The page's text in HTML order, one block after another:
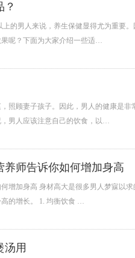
？
的男人来说，养生保健显得尤为重要
呢？下面为大家介绍一些适…
照顾妻子孩子。因此，男人的健康是
男人应该注意自己的饮食，以…
师告诉你如何增加身高
增加身高 身材高大是很多男人梦寐以
的增长。 1. 均衡饮食 …
汤用